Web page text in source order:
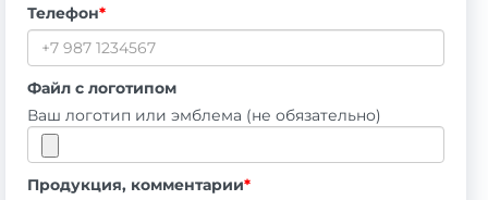
Телефон*
Файл с логотипом
Ваш логотип или эмблема (не обязательно)
Продукция, комментарии*